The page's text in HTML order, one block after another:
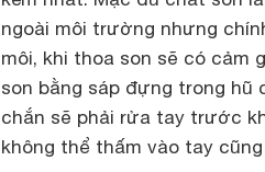
ngoài môi trường nhưng
môi, khi thoa son sẽ có cảm
son bằng sáp đựng trong
chắn sẽ phải rửa tay trước
không thể thấm vào tay